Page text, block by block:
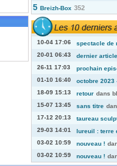
5 Breizh-Box 352
10-04 17:06
spectacle de
20-01 06:43
dernier
26-11 17:03
prochain
01-10 16:40
octobre 2023
18-09 15:13
retour dans
15-07 13:45
sans titre
17-12 20:13
taureau
29-03 14:01
lureuil : terre
03-02 10:59
nouveau !
03-02 10:59
nouveau !